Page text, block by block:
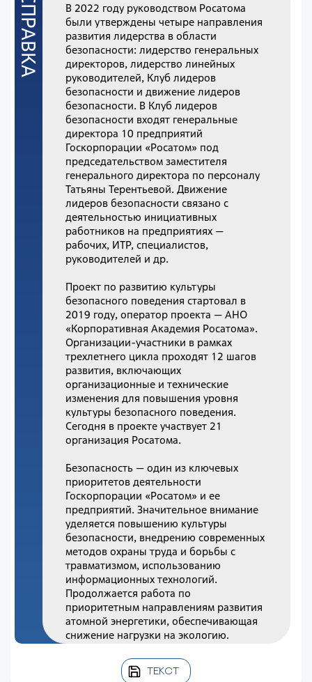
В 2022 году руководством Росатома
были утверждены четыре направления
развития лидерства в области
безопасности: лидерство генеральных
директоров, лидерство линейных
руководителей, Клуб лидеров
безопасности и движение лидеров
безопасности. В Клуб лидеров
безопасности входят генеральные
директора 10 предприятий
Госкорпорации «Росатом» под
председательством заместителя
генерального директора по персоналу
Татьяны Терентьевой. Движение
лидеров безопасности связано с
деятельностью инициативных
работников на предприятиях —
рабочих, ИТР, специалистов,
руководителей и др.
Проект по развитию культуры
безопасного поведения стартовал в
2019 году, оператор проекта — АНО
«Корпоративная Академия Росатома».
Организации-участники в рамках
трехлетнего цикла проходят 12 шагов
развития, включающих
организационные и технические
изменения для повышения уровня
культуры безопасного поведения.
Сегодня в проекте участвует 21
организация Росатома.
Безопасность — один из ключевых
приоритетов деятельности
Госкорпорации «Росатом» и ее
предприятий. Значительное внимание
уделяется повышению культуры
безопасности, внедрению современных
методов охраны труда и борьбы с
травматизмом, использованию
информационных технологий.
Продолжается работа по
приоритетным направлениям развития
атомной энергетики, обеспечивающая
снижение нагрузки на экологию.
ТЕКСТ